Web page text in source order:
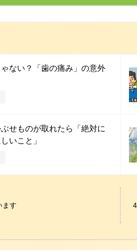
ない？「歯の痛み」の意外
せものが取れたら「絶対に
いこと」
ます